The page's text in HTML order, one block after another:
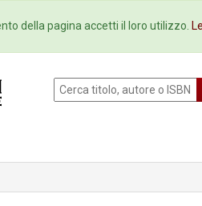
Newsletter Ebookstore
della pagina accetti il loro utilizzo.